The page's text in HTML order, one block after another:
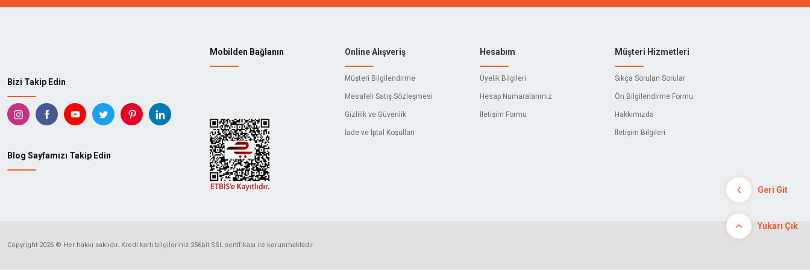
Bizi Takip Edin
Blog Sayfamızı Takip Edin
Mobilden Bağlanın Online Alışveriş
Müşteri Bilgilendirme
Mesafeli Satış Sözleşmesi
Gizlilik ve Güvenlik
İade ve İptal Koşulları
Hesabım
Üyelik Bilgileri
Hesap Numaralarımız
İletişim Formu
Müşteri Hizmetleri
Sıkça Sorulan Sorular
Ön Bilgilendirme Formu
Hakkımızda
İletişim Bilgileri
Copyright 2026 © Her hakkı saklıdır. Kredi kartı bilgileriniz 256bit SSL sertifikası ile korunmaktadır.
Geri Git
Yukarı Çık